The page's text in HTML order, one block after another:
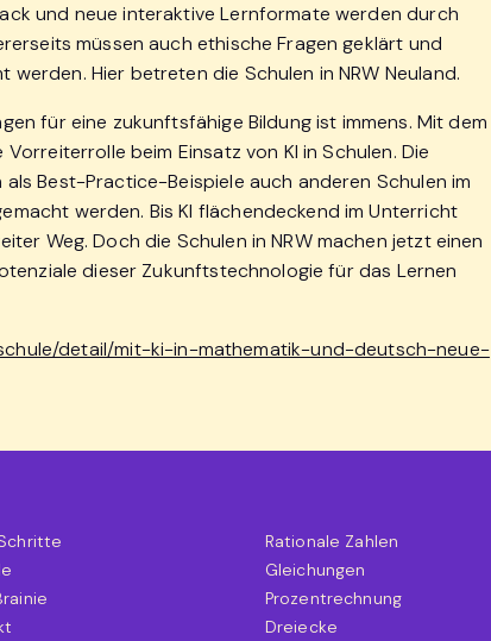
und neue interaktive Lernformate werden durch
müssen auch ethische Fragen geklärt und
werden. Hier betreten die Schulen in NRW Neuland.
für eine zukunftsfähige Bildung ist immens. Mit dem
beim Einsatz von KI in Schulen. Die
Best-Practice-Beispiele auch anderen Schulen im
werden. Bis KI flächendeckend im Unterricht
Weg. Doch die Schulen in NRW machen jetzt einen
dieser Zukunftstechnologie für das Lernen
detail/mit-ki-in-mathematik-und-deutsch-neue-
Rationale Zahlen
Gleichungen
Prozentrechnung
Dreiecke